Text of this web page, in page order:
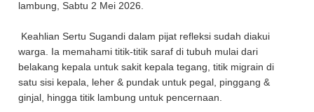
lambung, Sabtu 2 Mei 2026.
Keahlian Sertu Sugandi dalam pijat refleksi sudah diakui
warga. Ia memahami titik-titik saraf di tubuh mulai dari
belakang kepala untuk sakit kepala tegang, titik migrain di
satu sisi kepala, leher & pundak untuk pegal, pinggang &
ginjal, hingga titik lambung untuk pencernaan.